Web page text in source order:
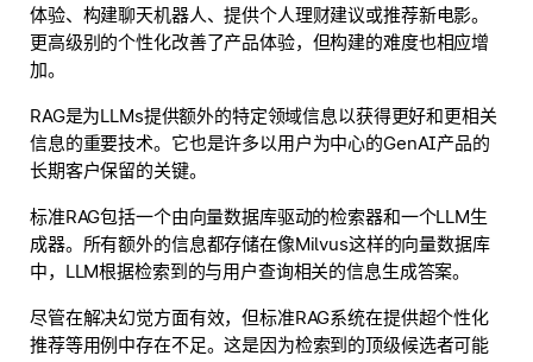
体验、构建聊天机器人、提供个人理财建议或推荐新电影。
更高级别的个性化改善了产品体验，但构建的难度也相应增
加。
RAG是为LLMs提供额外的特定领域信息以获得更好和更相关
信息的重要技术。它也是许多以用户为中心的GenAI产品的
长期客户保留的关键。
标准RAG包括一个由向量数据库驱动的检索器和一个LLM生
成器。所有额外的信息都存储在像Milvus这样的向量数据库
中，LLM根据检索到的与用户查询相关的信息生成答案。
尽管在解决幻觉方面有效，但标准RAG系统在提供超个性化
推荐等用例中存在不足。这是因为检索到的顶级候选者可能